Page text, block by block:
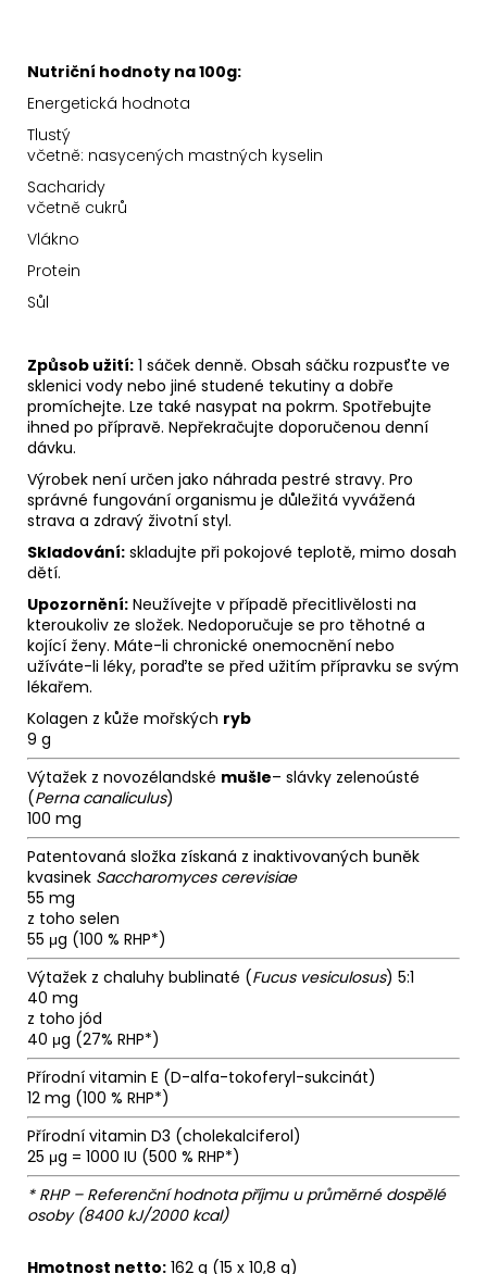
Nutriční hodnoty na 100g:
Energetická hodnota
Tlustý
včetně: nasycených mastných kyselin
Sacharidy
včetně cukrů
Vlákno
Protein
Sůl
Způsob užití: 1 sáček denně. Obsah sáčku rozpusťte ve
sklenici vody nebo jiné studené tekutiny a dobře
promíchejte. Lze také nasypat na pokrm. Spotřebujte
ihned po přípravě. Nepřekračujte doporučenou denní
dávku.
Výrobek není určen jako náhrada pestré stravy. Pro
správné fungování organismu je důležitá vyvážená
strava a zdravý životní styl.
Skladování: skladujte při pokojové teplotě, mimo dosah
dětí.
Upozornění: Neužívejte v případě přecitlivělosti na
kteroukoliv ze složek. Nedoporučuje se pro těhotné a
kojící ženy. Máte-li chronické onemocnění nebo
užíváte-li léky, poraďte se před užitím přípravku se svým
lékařem.
Kolagen z kůže mořských ryb
9 g
Výtažek z novozélandské mušle– slávky zelenoústé
(Perna canaliculus)
100 mg
Patentovaná složka získaná z inaktivovaných buněk
kvasinek Saccharomyces cerevisiae
55 mg
z toho selen
55 μg (100 % RHP*)
Výtažek z chaluhy bublinaté (Fucus vesiculosus) 5:1
40 mg
z toho jód
40 μg (27% RHP*)
Přírodní vitamin E (D-alfa-tokoferyl-sukcinát)
12 mg (100 % RHP*)
Přírodní vitamin D3 (cholekalciferol)
25 μg = 1000 IU (500 % RHP*)
* RHP – Referenční hodnota příjmu u průměrné dospělé
osoby (8400 kJ/2000 kcal)
Hmotnost netto: 162 g (15 x 10,8 g)